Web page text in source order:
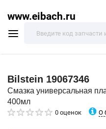
www.eibach.ru
Bilstein 19067346
Смазка универсальная
400мл
0 оценок О